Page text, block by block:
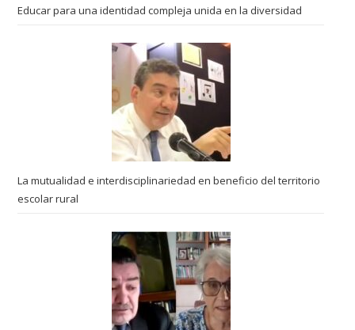
Educar para una identidad compleja unida en la diversidad
La mutualidad e interdisciplinariedad en beneficio del territorio
escolar rural